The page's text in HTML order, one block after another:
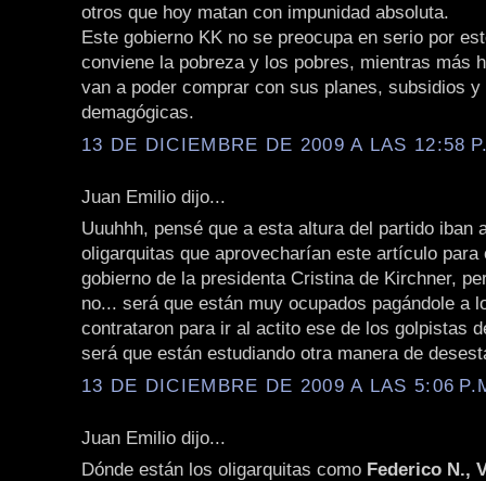
otros que hoy matan con impunidad absoluta.
Este gobierno KK no se preocupa en serio por
conviene la pobreza y los pobres, mientras más
van a poder comprar con sus planes, subsidios y
demagógicas.
13 DE DICIEMBRE DE 2009 A LAS 12:58
Juan Emilio dijo...
Uuuhhh, pensé que a esta altura del partido iban
oligarquitas que aprovecharían este artículo para
gobierno de la presidenta Cristina de Kirchner,
no... será que están muy ocupados pagándole a
contrataron para ir al actito ese de los golpistas
será que están estudiando otra manera de
13 DE DICIEMBRE DE 2009 A LAS 5:06
Juan Emilio dijo...
Dónde están los oligarquitas como Federico N.,